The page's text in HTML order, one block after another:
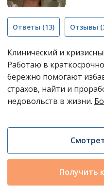
Ответы (13) Отзывы
Клинический и
Работаю в
бережно помогают
страхов, найти и
недовольств в жизни.
Получить